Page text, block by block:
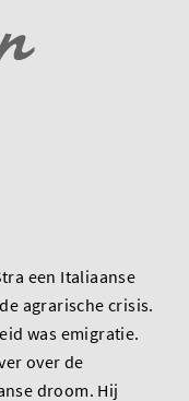
een Italiaanse
agrarische crisis.
was emigratie.
over de
droom. Hij